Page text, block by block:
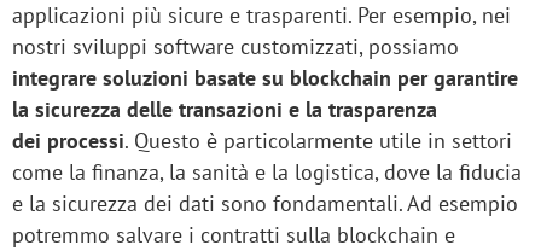
applicazioni più sicure e trasparenti. Per esempio, nei
nostri sviluppi software customizzati, possiamo
integrare soluzioni basate su blockchain per garantire
la sicurezza delle transazioni e la trasparenza
dei processi. Questo è particolarmente utile in settori
come la finanza, la sanità e la logistica, dove la fiducia
e la sicurezza dei dati sono fondamentali. Ad esempio
potremmo salvare i contratti sulla blockchain e